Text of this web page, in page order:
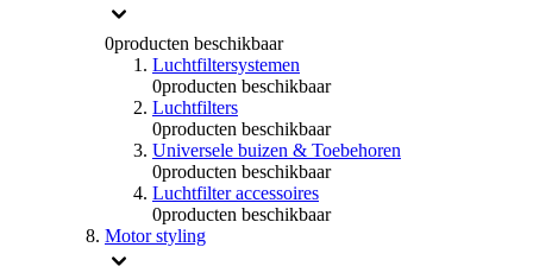
0producten beschikbaar
Luchtfiltersystemen
0producten beschikbaar
Luchtfilters
0producten beschikbaar
Universele buizen & Toebehoren
0producten beschikbaar
Luchtfilter accessoires
0producten beschikbaar
Motor styling